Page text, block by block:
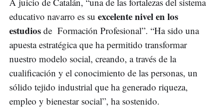
educativo navarro es su excelente nivel en los
estudios de Formación Profesional”. “Ha sido una
apuesta estratégica que ha permitido transformar
nuestro modelo social, creando, a través de la
cualificación y el conocimiento de las personas, un
sólido tejido industrial que ha generado riqueza,
empleo y bienestar social”, ha sostenido.